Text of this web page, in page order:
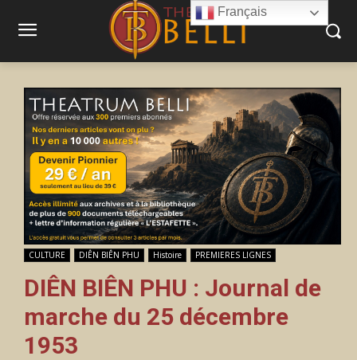
CULTURE DIÊN BIÊN PHU Histoire PREMIERES LIGNES
DIÊN BIÊN PHU : Journal de
marche du 25 décembre
1953
Français